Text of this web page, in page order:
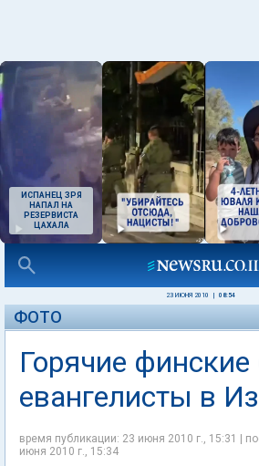
ИСПАНЕЦ ЗРЯ
НАПАЛ НА
РЕЗЕРВИСТА
ЦАХАЛА
23 ИЮНЯ 2010 08:54
ФОТО
Горячие
евангелисты в
время публикации: 23 июня 2010 г., 15:31 |
июня 2010 г., 15:34